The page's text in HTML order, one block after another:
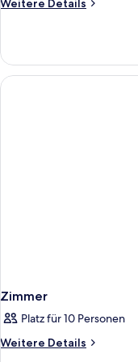
Weitere Details
Zimmer
Platz für 10 Personen
Weitere Details
Weitere